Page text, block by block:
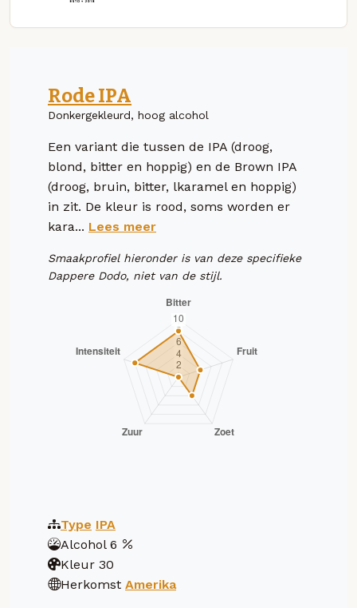
Rode IPA
Donkergekleurd, hoog alcohol
Een variant die tussen de IPA (droog,
blond, bitter en hoppig) en de Brown IPA
(droog, bruin, bitter, lkaramel en hoppig)
in zit. De kleur is rood, soms worden er
kara... Lees meer
Smaakprofiel hieronder is van deze specifieke
Dappere Dodo, niet van de stijl.
Type IPA
Alcohol 6
Kleur 30
Herkomst Amerika